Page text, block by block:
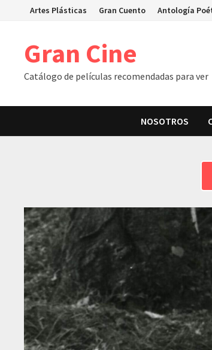
Artes Plásticas Gran Cuento Antología
Gran Cine
Catálogo de películas recomendadas para ver
NOSOTROS